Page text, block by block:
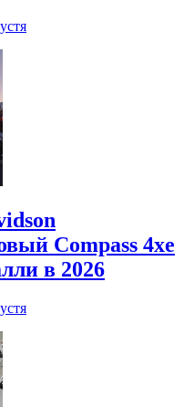
Compass 4xe
в 2026